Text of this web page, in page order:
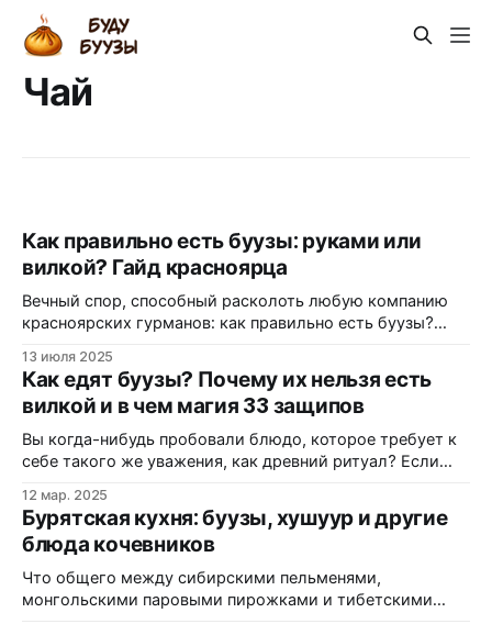
Чай
Как правильно есть буузы: руками или
вилкой? Гайд красноярца
Вечный спор, способный расколоть любую компанию
красноярских гурманов: как правильно есть буузы?
вкуса, другие ценят удобство и чистоту рук. Давайте
поставим точку в этом вопросе. Зачем вообще
спорить? Это же просто большие пельмени!
Представьте картину: морозный красноярский вечер,
вы в уютном кафе, и перед
13 июля 2025
Как едят буузы? Почему их нельзя есть
вилкой и в чем магия 33 защипов
Вы когда-нибудь пробовали блюдо, которое требует к
себе такого же уважения, как древний ритуал? Если
пельменями из супермаркета или даже хорошими
хинкали, приготовьтесь: сегодня мы поговорим о
настоящем чуде инженерной и кулинарной мысли. Речь
пойдет о бурятских буузах — блюде, которое выглядит
обманчиво просто, но скрывает
12 мар. 2025
Бурятская кухня: буузы, хушуур и другие
блюда кочевников
Что общего между сибирскими пельменями,
монгольскими паровыми пирожками и тибетскими